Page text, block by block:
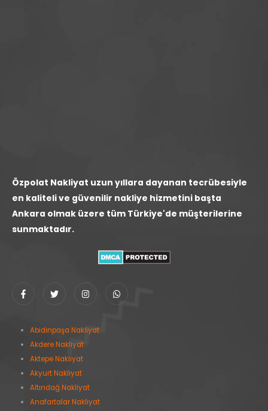
Özpolat Nakliyat uzun yıllara dayanan tecrübesiyle
en kaliteli ve güvenilir nakliye hizmetini başta
Ankara olmak üzere tüm Türkiye'de müşterilerine
sunmaktadır.
Abidinpaşa Nakliyat
Akdere Nakliyat
Aktepe Nakliyat
Akyurt Nakliyat
Altındağ Nakliyat
Anafartalar Nakliyat